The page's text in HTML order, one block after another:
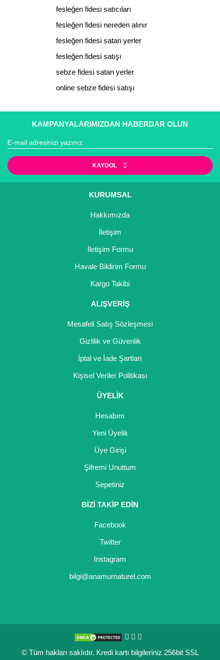
Yorum Yaz
Ürün bilgilerinde hatalar bulunuyor.
Ürün fiyatı diğer sitelerden daha pahalı.
Bu ürüne benzer farklı alternatifler olmalı.
fesleğen fidesi satıcıları
fesleğen fidesi nereden alınır
fesleğen fidesi satan yerler
fesleğen fidesi satışı
sebze fidesi satan yerler
online sebze fidesi satışı
KAMPANYALARIMIZDAN HABERDAR OLUN
KAYDOL
KURUMSAL
Hakkımızda
İletişim
İletişim Formu
Havale Bildirim Formu
Kargo Takibi
ALIŞVERİŞ
Mesafeli Satış Sözleşmesi
Gizlilik ve Güvenlik
İptal ve İade Şartları
Kişisel Veriler Politikası
ÜYELİK
Hesabım
Yeni Üyelik
Üye Girişi
Şifremi Unuttum
Sepetiniz
BİZİ TAKİP EDİN
Facebook
Twitter
Instagram
bilgi@anamurnaturel.com
© Tüm hakları saklıdır. Kredi kartı bilgileriniz 256bit SSL